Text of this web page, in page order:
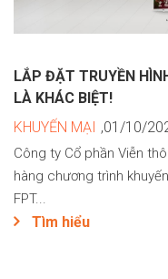
LẮP ĐẶT TRUYỀN
LÀ KHÁC BIỆT!
KHUYẾN MẠI ,01/10/
Công ty Cổ phần Viễn
hàng chương trình
FPT...
Tìm hiểu